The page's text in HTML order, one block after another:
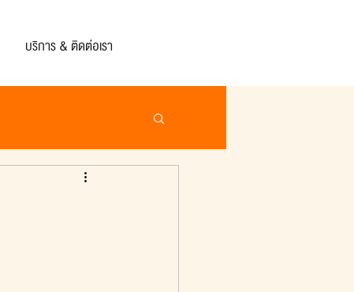
บริการ & ติดต่อเรา